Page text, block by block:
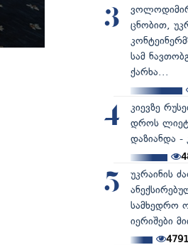
3
ცნობით,
სამ
ქარხა...
4
კიევზე
დროს
დაზიანდა -
5
უკრაინის
სამხედრო
იერიშები
4791